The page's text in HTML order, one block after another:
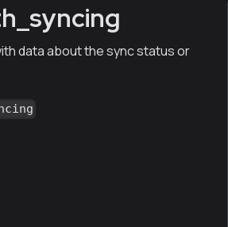
data about the sync status or